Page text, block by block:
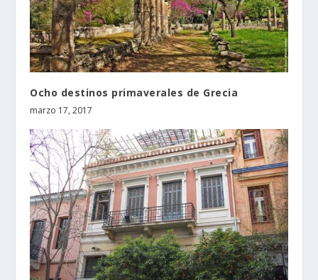
Ocho destinos primaverales de Grecia
marzo 17, 2017